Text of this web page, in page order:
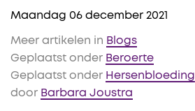
Maandag 06 december 2021
Meer artikelen in Blogs
Geplaatst onder Beroerte
Geplaatst onder Hersenbloeding
door Barbara Joustra